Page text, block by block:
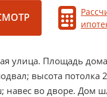
улица. Площадь
высота потолка
навес во дворе. Дом